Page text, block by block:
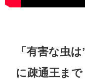
「有害な虫
に疎通王まで